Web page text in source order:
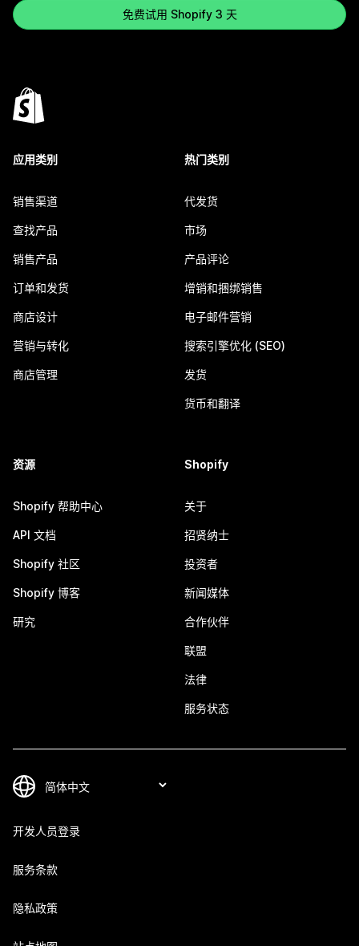
免费试用 Shopify 3 天
应用类别
销售渠道
查找产品
销售产品
订单和发货
商店设计
营销与转化
商店管理
热门类别
代发货
市场
产品评论
增销和捆绑销售
电子邮件营销
搜索引擎优化 (SEO)
发货
货币和翻译
资源
Shopify 帮助中心
API 文档
Shopify 社区
Shopify 博客
研究
Shopify
关于
招贤纳士
投资者
新闻媒体
合作伙伴
联盟
法律
服务状态
开发人员登录
服务条款
隐私政策